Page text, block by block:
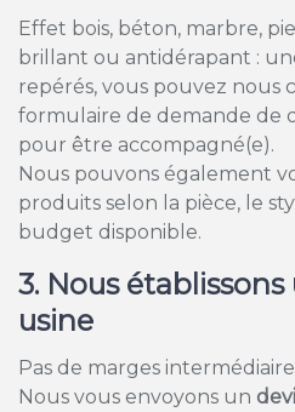
Effet bois, béton, marbre,
brillant ou antidérapant :
repérés, vous pouvez nous
formulaire de demande de
pour être accompagné(e).
Nous pouvons également
produits selon la pièce, le
budget disponible.
3. Nous
usine
Pas de marges
Nous vous envoyons un